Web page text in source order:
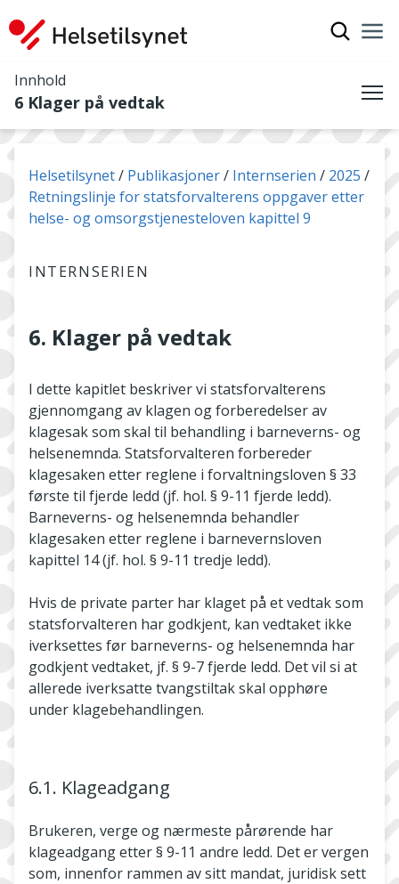
Innhold
6 Klager på vedtak
Du er her:
Helsetilsynet Publikasjoner Internserien
2025
Retningslinje for statsforvalterens oppgaver etter
helse- og omsorgstjenesteloven kapittel 9
INTERNSERIEN
6. Klager på vedtak
I dette kapitlet beskriver vi statsforvalterens
gjennomgang av klagen og forberedelser av
klagesak som skal til behandling i barneverns- og
helsenemnda. Statsforvalteren forbereder
klagesaken etter reglene i forvaltningsloven § 33
første til fjerde ledd (jf. hol. § 9-11 fjerde ledd).
Barneverns- og helsenemnda behandler
klagesaken etter reglene i barnevernsloven
kapittel 14 (jf. hol. § 9-11 tredje ledd).
Hvis de private parter har klaget på et vedtak som
statsforvalteren har godkjent, kan vedtaket ikke
iverksettes før barneverns- og helsenemnda har
godkjent vedtaket, jf. § 9-7 fjerde ledd. Det vil si at
allerede iverksatte tvangstiltak skal opphøre
under klagebehandlingen.
6.1. Klageadgang
Brukeren, verge og nærmeste pårørende har
klageadgang etter § 9-11 andre ledd. Det er vergen
som, innenfor rammen av sitt mandat, juridisk sett